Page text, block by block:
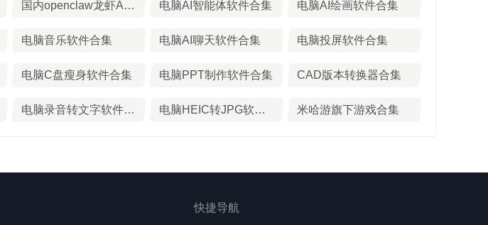
国内openclaw龙虾AI软件盘点 电脑AI智能体软件合集 电脑AI绘画软件合集
电脑音乐软件合集 电脑AI聊天软件合集 电脑投屏软件合集
电脑C盘瘦身软件合集 电脑PPT制作软件合集 CAD版本转换器合集
电脑录音转文字软件合集 电脑HEIC转JPG软件大全 米哈游旗下游戏合集
快捷导航